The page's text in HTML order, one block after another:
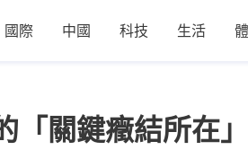
國際 中國 科技 生活
關鍵癥結所在」